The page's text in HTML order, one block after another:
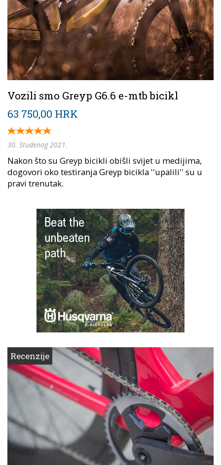
Vozili smo Greyp G6.6 e-mtb bicikl
63 750,00 HRK
30. Studenog 2021.
Nakon što su Greyp bicikli obišli svijet u medijima,
dogovori oko testiranja Greyp bicikla ''upalili'' su u
pravi trenutak.
Recenzije